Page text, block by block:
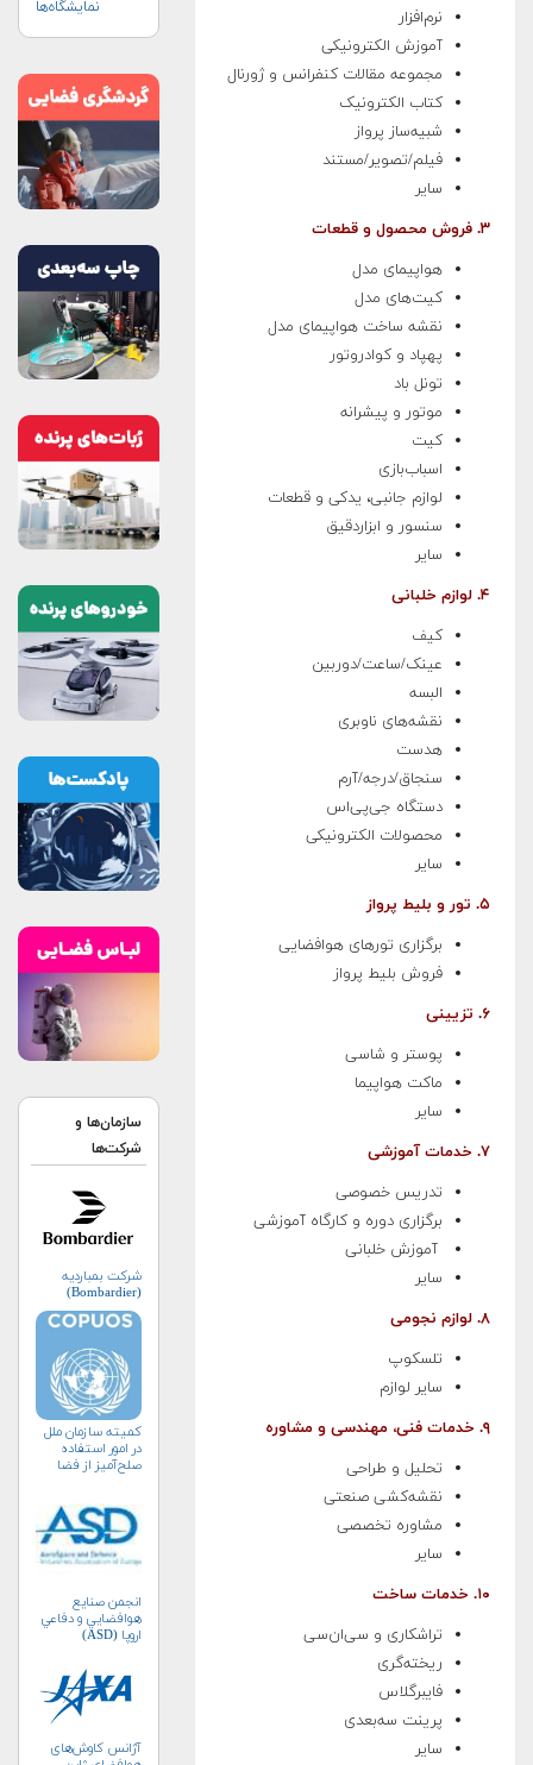
نرم‌افزار
آموزش الکترونیکی
مجموعه مقالات کنفرانس و ژورنال
کتاب‌ الکترونیک
شبیه‌ساز پرواز
فیلم/تصویر/مستند
سایر
۳. فروش محصول و قطعات
هواپیمای مدل
کیت‌های مدل
نقشه ساخت هواپیمای مدل
پهپاد و کوادروتور
تونل باد
موتور و پیشرانه
کیت
اسباب‌بازی
لوازم جانبی، یدکی و قطعات
سنسور و ابزاردقیق
سایر
۴. لوازم خلبانی
کیف
عینک/ساعت/دوربین
البسه
نقشه‌های ناوبری
هدست
سنجاق/درجه/آرم
دستگاه جی‌پی‌اس
محصولات الکترونیکی
سایر
۵. تور و بلیط پرواز
برگزاری تورهای هوافضایی
فروش بلیط پرواز
۶. تزیینی
پوستر و شاسی
ماکت هواپیما
سایر
۷. خدمات آموزشی
تدریس خصوصی
برگزاری دوره و کارگاه آموزشی
آموزش خلبانی
سایر
۸. لوازم نجومی
تلسکوپ
سایر لوازم
۹. خدمات فنی، مهندسی و مشاوره
تحلیل و طراحی
نقشه‌کشی صنعتی
مشاوره تخصصی
سایر
۱۰. خدمات ساخت
تراشکاری و سی‌ان‌سی
ریخته‌گری
فایبرگلاس
پرینت سه‌بعدی
سایر
نمایشگاه‌ها
سازمان‌ها و
شرکت‌ها
شرکت بمباردیه
(Bombardier)
کمیته سازمان ملل
در امور استفاده
صلح‌آمیز از فضا
انجمن صنايع
هوافضايي و دفاعي
اروپا (ASD)
آژانس کاوش‌های